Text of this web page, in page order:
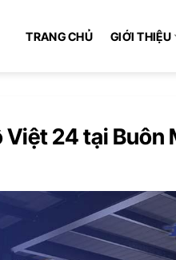
TRANG CHỦ GIỚI THIỆU
Việt 24 tại Buôn